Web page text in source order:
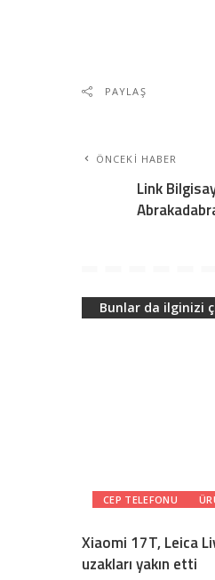
PAYLAŞ
ÖNCEKI HABER
Link
Bunlar da ilginizi
CEP TELEFONU
Xiaomi 17T, Leica
uzakları yakın etti